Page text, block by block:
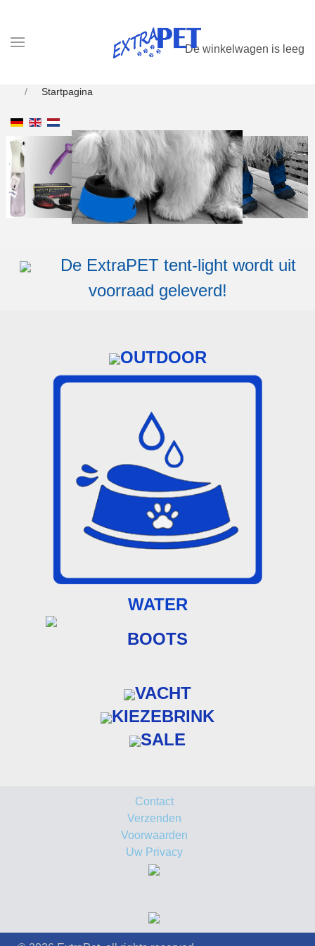
De winkelwagen is leeg
Startpagina
De ExtraPET tent-light wordt uit
voorraad geleverd!
OUTDOOR
WATER
BOOTS
VACHT
KIEZEBRINK
SALE
Contact
Verzenden
Voorwaarden
Uw Privacy